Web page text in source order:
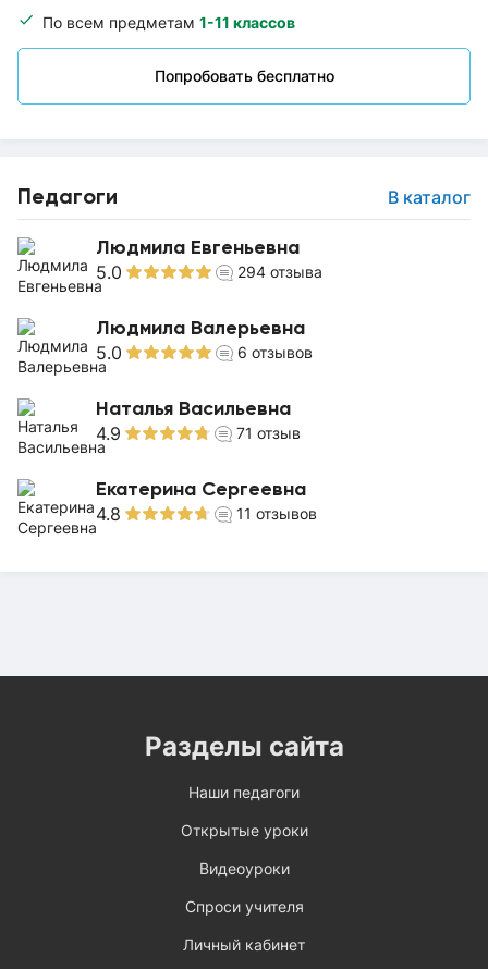
По всем предметам 1-11 классов
Попробовать бесплатно
Педагоги В каталог
Людмила Евгеньевна
5.0 294 отзыва
Людмила Валерьевна
5.0 6 отзывов
Наталья Васильевна
4.9 71 отзыв
Екатерина Сергеевна
4.8 11 отзывов
Разделы сайта
Наши педагоги
Открытые уроки
Видеоуроки
Спроси учителя
Личный кабинет